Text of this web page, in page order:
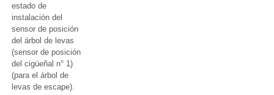
estado de
instalación del
sensor de posición
del árbol de levas
(sensor de posición
del cigüeñal n° 1)
(para el árbol de
levas de escape).